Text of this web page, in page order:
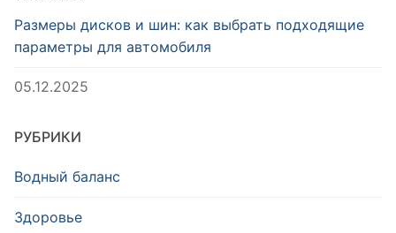
Размеры дисков и шин: как выбрать подходящие
параметры для автомобиля
05.12.2025
РУБРИКИ
Водный баланс
Здоровье